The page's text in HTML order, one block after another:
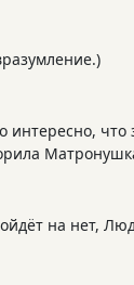
интересно, что
на нет,